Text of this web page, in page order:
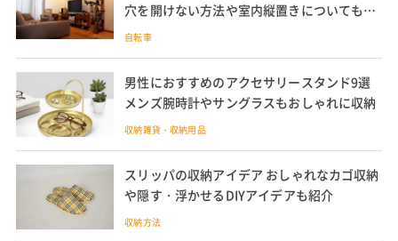
穴を開けない方法や室内縦置きについても解
説
自転車
男性におすすめのアクセサリースタンド9選
メンズ腕時計やサングラスもおしゃれに収納
収納雑貨・収納用品
スリッパの収納アイデア おしゃれなカゴ収納
や隠す・浮かせるDIYアイデアも紹介
収納方法